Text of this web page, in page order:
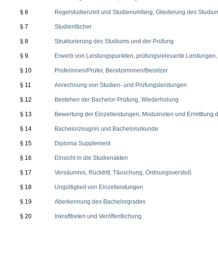
§ 6 Regelstudienzeit und Studienumfang, Gliederung des
§ 7 Studienfächer
§ 8 Strukturierung des Studiums und der Prüfung
§ 9 Erwerb von Leistungspunkten, prüfungsrelevante
§ 10 Prüferinnen/Prüfer, Beisitzerinnen/Beisitzer
§ 11 Anrechnung von Studien- und Prüfungsleistungen
§ 12 Bestehen der Bachelor-Prüfung, Wiederholung
§ 13 Bewertung der Einzelleistungen, Modulnoten und Ermittlung
§ 14 Bachelorzeugnis und Bachelorurkunde
§ 15 Diploma Supplement
§ 16 Einsicht in die Studienakten
§ 17 Versäumnis, Rücktritt, Täuschung, Ordnungsverstoß
§ 18 Ungültigkeit von Einzelleistungen
§ 19 Aberkennung des Bachelorgrades
§ 20 Inkrafttreten und Veröffentlichung